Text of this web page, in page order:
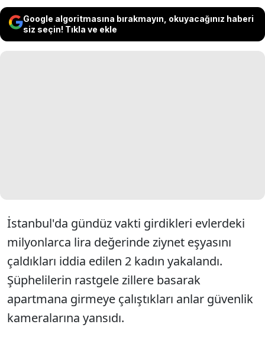
Google algoritmasına bırakmayın, okuyacağınız haberi
siz seçin! Tıkla ve ekle
İstanbul'da gündüz vakti girdikleri evlerdeki
milyonlarca lira değerinde ziynet eşyasını
çaldıkları iddia edilen 2 kadın yakalandı.
Şüphelilerin rastgele zillere basarak
apartmana girmeye çalıştıkları anlar güvenlik
kameralarına yansıdı.